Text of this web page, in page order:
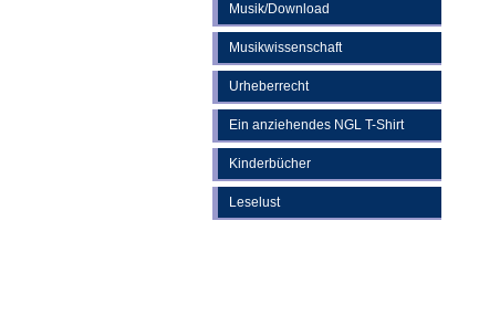
Musik/Download
Musikwissenschaft
Urheberrecht
Ein anziehendes NGL T-Shirt
Kinderbücher
Leselust